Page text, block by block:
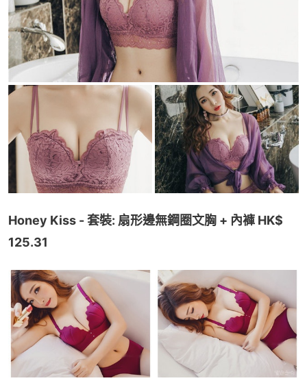
Honey Kiss - 套裝: 扇形邊無鋼圈文胸 + 內褲 HK$
125.31